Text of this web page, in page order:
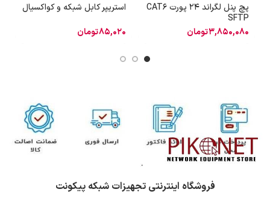
پچ پنل لگراند 24 پورت CAT6
SFTP
3,850,080تومان
استریپر کابل شبکه و کواکسیال
85,020تومان
فروشگاه اینترنتی تجهیزات شبکه پیکونت